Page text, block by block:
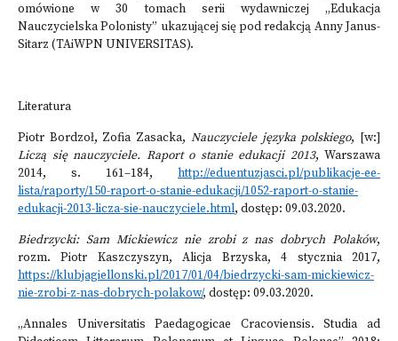
omówione w 30 tomach serii wydawniczej „Edukacja
Nauczycielska Polonisty” ukazującej się pod redakcją Anny Janus-
Sitarz (TAiWPN UNIVERSITAS).
Literatura
Piotr Bordzoł, Zofia Zasacka, Nauczyciele języka polskiego, [w:]
Liczą się nauczyciele. Raport o stanie edukacji 2013, Warszawa
2014, s. 161–184, http://eduentuzjasci.pl/publikacje-ee-
lista/raporty/150-raport-o-stanie-edukacji/1052-raport-o-stanie-
edukacji-2013-licza-sie-nauczyciele.html, dostęp: 09.03.2020.
Biedrzycki: Sam Mickiewicz nie zrobi z nas dobrych Polaków,
rozm. Piotr Kaszczyszyn, Alicja Brzyska, 4 stycznia 2017,
https://klubjagiellonski.pl/2017/01/04/biedrzycki-sam-mickiewicz-
nie-zrobi-z-nas-dobrych-polakow/, dostęp: 09.03.2020.
„Annales Universitatis Paedagogicae Cracoviensis. Studia ad